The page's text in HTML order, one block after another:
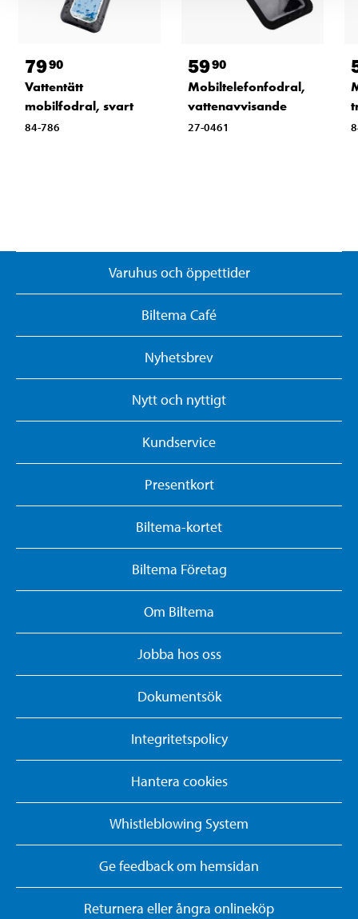
7990
Vattentätt
mobilfodral, svart
84-786
5990
Mobiltelefonfodral,
vattenavvisande
27-0461
Varuhus och öppettider
Biltema Café
Nyhetsbrev
Nytt och nyttigt
Kundservice
Presentkort
Biltema-kortet
Biltema Företag
Om Biltema
Jobba hos oss
Dokumentsök
Integritetspolicy
Hantera cookies
Whistleblowing System
Ge feedback om hemsidan
Returnera eller ångra onlineköp